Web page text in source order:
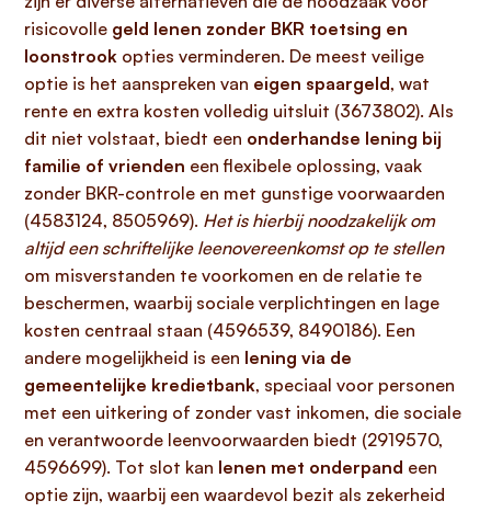
risicovolle geld lenen zonder BKR toetsing en
loonstrook opties verminderen. De meest veilige
optie is het aanspreken van eigen spaargeld, wat
rente en extra kosten volledig uitsluit (3673802). Als
dit niet volstaat, biedt een onderhandse lening bij
familie of vrienden een flexibele oplossing, vaak
zonder BKR-controle en met gunstige voorwaarden
(4583124, 8505969). Het is hierbij noodzakelijk om
altijd een schriftelijke leenovereenkomst op te stellen
om misverstanden te voorkomen en de relatie te
beschermen, waarbij sociale verplichtingen en lage
kosten centraal staan (4596539, 8490186). Een
andere mogelijkheid is een lening via de
gemeentelijke kredietbank, speciaal voor personen
met een uitkering of zonder vast inkomen, die sociale
en verantwoorde leenvoorwaarden biedt (2919570,
4596699). Tot slot kan lenen met onderpand een
optie zijn, waarbij een waardevol bezit als zekerheid